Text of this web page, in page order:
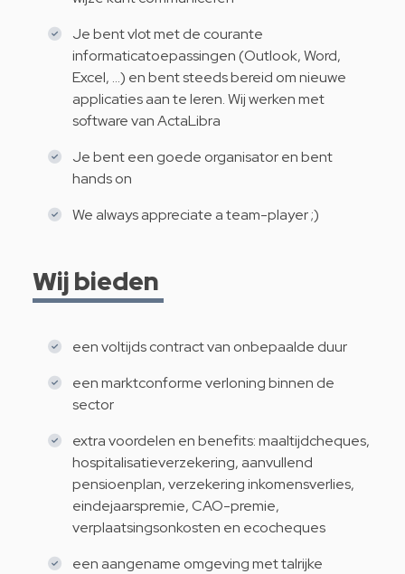
Je bent vlot met de courante
informaticatoepassingen (Outlook, Word,
Excel, …) en bent steeds bereid om nieuwe
applicaties aan te leren. Wij werken met
software van ActaLibra
Je bent een goede organisator en bent
hands on
We always appreciate a team-player ;)
Wij bieden
een voltijds contract van onbepaalde duur
een marktconforme verloning binnen de
sector
extra voordelen en benefits: maaltijdcheques,
hospitalisatieverzekering, aanvullend
pensioenplan, verzekering inkomensverlies,
eindejaarspremie, CAO-premie,
verplaatsingsonkosten en ecocheques
een aangename omgeving met talrijke